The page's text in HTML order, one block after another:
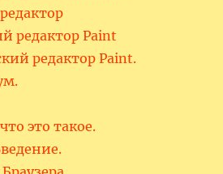
редактор Paint
редактор Paint.
это такое.